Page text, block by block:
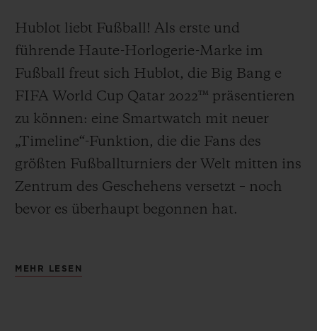
Hublot liebt Fußball! Als erste und
führende Haute-Horlogerie-Marke im
Fußball freut sich Hublot, die Big Bang e
FIFA World Cup Qatar 2022™ präsentieren
zu können: eine Smartwatch mit neuer
„Timeline“-Funktion, die die Fans des
größten Fußballturniers der Welt mitten ins
Zentrum des Geschehens versetzt – noch
bevor es überhaupt begonnen hat.
Offizieller Zeitnehmer der FIFA Fußball-
MEHR LESEN